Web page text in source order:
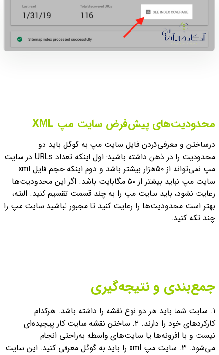
محدودیت‌های پیش‌فرض سایت مپ XML
درساختن و معرفی‌کردن فایل سایت مپ به گوگل باید دو
محدودیت را در ذهن داشته باشید: اول اینکه تعداد URLs در سایت
مپ نمی‌تواند از ۵۰هزار بیشتر باشد و دوم اینکه حجم فایل xml
سایت مپ نباید بیشتر از ۵۰ مگابایت باشد.
اگر این محدودیت‌ها
رعایت نشود، باید سایت مپ را به چند قسمت تقسیم کنید. البته،
بهتر است محدودیت‌ها را رعایت کنید تا مجبور نباشید سایت مپ را
چند تکه کنید.
جمع‌بندی و نتیجه‌گیری
۱. سایت شما باید هر دو نوع نقشه را داشته باشد. هرکدام
کارکردهای خود را دارند.
۲. ساختن نقشه سایت کار پیچیده‌ای
نیست و با افزونه‌ها یا سایت‌‌های واسطه به‌راحتی انجام
می‌شود.
۳. سایت مپ xml را باید به گوگل معرفی کنید. این سایت